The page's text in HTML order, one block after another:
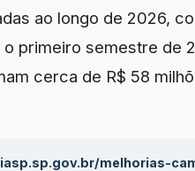
ao longo de 2026,
primeiro semestre de
cerca de R$ 58
melhorias-